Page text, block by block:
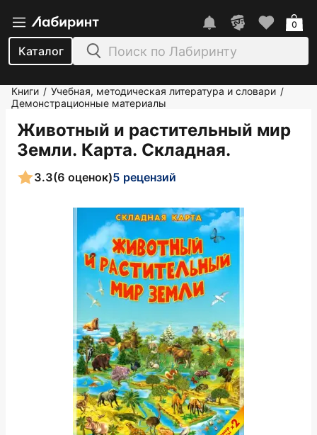
Каталог
0
Книги / Учебная, методическая литература и словари /
Демонстрационные материалы
Животный и растительный мир
Земли. Карта. Складная.
3.3(6 оценок)5 рецензий